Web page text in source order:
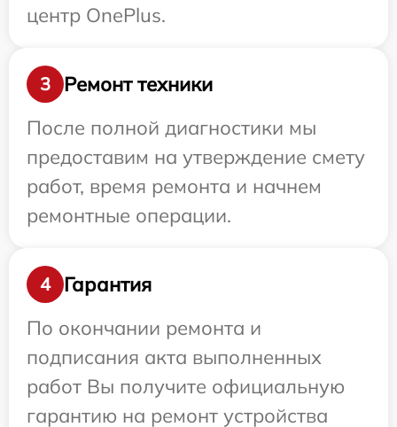
центр OnePlus.
3
Ремонт техники
После полной диагностики мы
предоставим на утверждение смету
работ, время ремонта и начнем
ремонтные операции.
4
Гарантия
По окончании ремонта и
подписания акта выполненных
работ Вы получите официальную
гарантию на ремонт устройства